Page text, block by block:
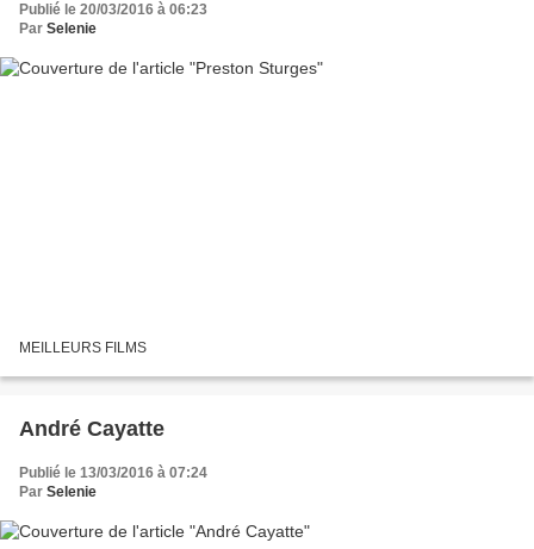
Publié le 20/03/2016 à 06:23
Par Selenie
MEILLEURS FILMS
André Cayatte
Publié le 13/03/2016 à 07:24
Par Selenie